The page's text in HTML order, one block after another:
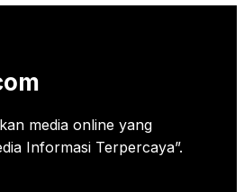
media online yang
Informasi Terpercaya”.